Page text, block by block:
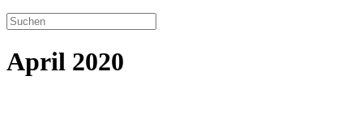
April 2020